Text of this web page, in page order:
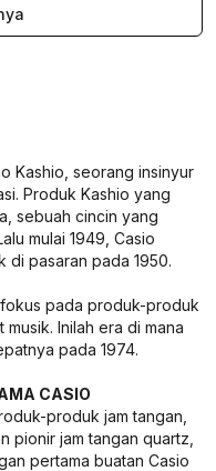
Kashio, seorang insinyur
Produk Kashio yang
sebuah cincin yang
mulai 1949, Casio
di pasaran pada 1950.
pada produk-produk
Inilah era di mana
pada 1974.
CASIO
produk jam tangan,
pionir jam tangan quartz,
pertama buatan Casio